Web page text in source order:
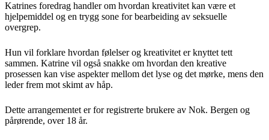
Katrines foredrag handler om hvordan kreativitet kan være et
hjelpemiddel og en trygg sone for bearbeiding av seksuelle
overgrep.
Hun vil forklare hvordan følelser og kreativitet er knyttet tett
sammen. Katrine vil også snakke om hvordan den kreative
prosessen kan vise aspekter mellom det lyse og det mørke, mens den
leder frem mot skimt av håp.
Dette arrangementet er for registrerte brukere av Nok. Bergen og
pårørende, over 18 år.